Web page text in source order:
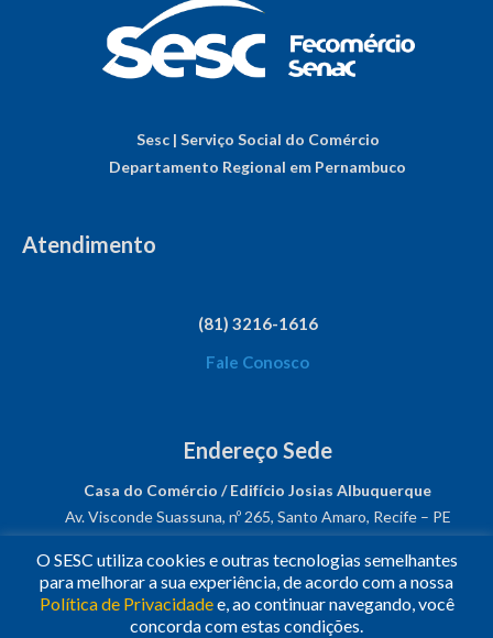
Sesc | Serviço Social do Comércio
Departamento Regional em Pernambuco
Atendimento
(81) 3216-1616
Fale Conosco
Endereço Sede
Casa do Comércio / Edifício Josias Albuquerque
Av. Visconde Suassuna, nº 265, Santo Amaro, Recife – PE
CNPJ: 03.482.931/0001-61
Siga-nos!
O SESC utiliza cookies e outras tecnologias semelhantes
para melhorar a sua experiência, de acordo com a nossa
Política de Privacidadee, ao continuar navegando, você
concorda com estas condições.